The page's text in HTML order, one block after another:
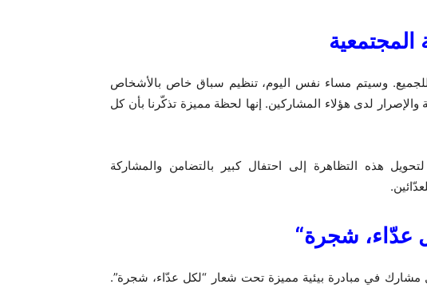
المجتمعية
وسيتم مساء نفس اليوم، تنظيم سباق خاص بالأشخاص
لدى هؤلاء المشاركين. إنها لحظة مميزة تذكّرنا بأن كل
هذه التظاهرة إلى احتفال كبير بالتضامن والمشاركة
عدّاء، شجرة“
في مبادرة بيئية مميزة تحت شعار “لكل عدّاء، شجرة”.